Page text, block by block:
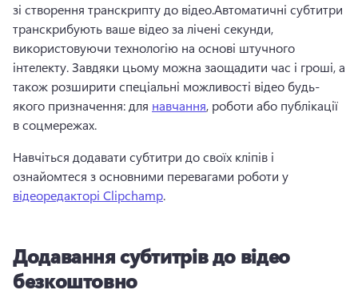
зі створення транскрипту до відео.Автоматичні субтитри
транскрибують ваше відео за лічені секунди,
використовуючи технологію на основі штучного
інтелекту. Завдяки цьому можна заощадити час і гроші, а
також розширити спеціальні можливості відео будь-
якого призначення: для навчання, роботи або публікації
в соцмережах.
Навчіться додавати субтитри до своїх кліпів і
ознайомтеся з основними перевагами роботи у
відеоредакторі Clipchamp.
Додавання субтитрів до відео
безкоштовно